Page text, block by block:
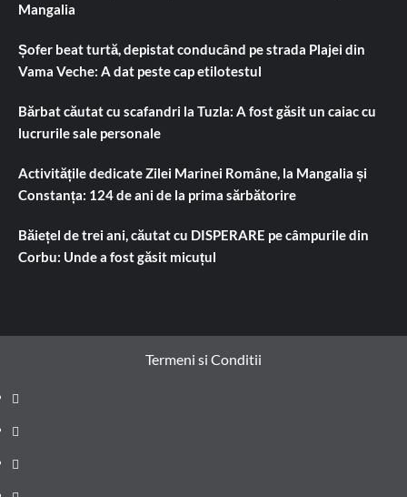
Mangalia
Șofer beat turtă, depistat conducând pe strada Plajei din
Vama Veche: A dat peste cap etilotestul
Bărbat căutat cu scafandri la Tuzla: A fost găsit un caiac cu
lucrurile sale personale
Activitățile dedicate Zilei Marinei Române, la Mangalia și
Constanța: 124 de ani de la prima sărbătorire
Băiețel de trei ani, căutat cu DISPERARE pe câmpurile din
Corbu: Unde a fost găsit micuțul
Termeni si Conditii
Prima
pagină
Știri
de
ultima
Administrație
locală
Actualitate